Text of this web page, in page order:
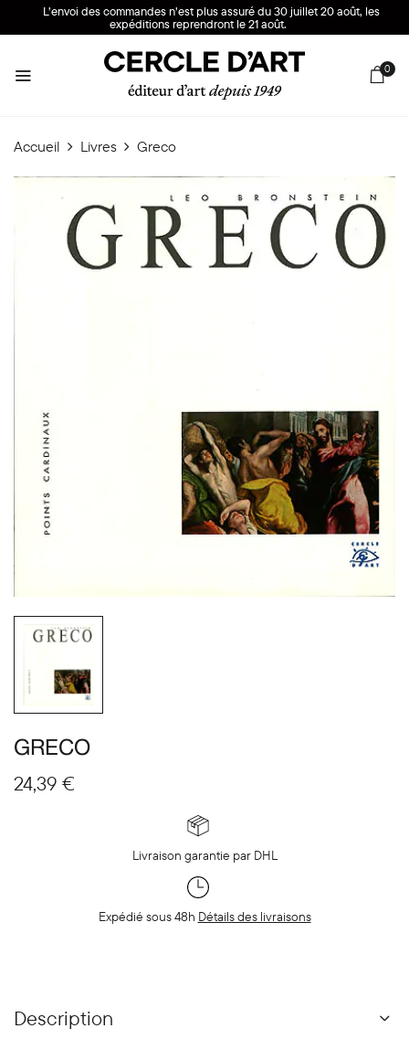
L’envoi des commandes n’est plus assuré du 30 juillet 20 août, les
expéditions reprendront le 21 août.
0
Accueil Livres Greco
GRECO
24,39 €
Livraison garantie par DHL
Expédié sous 48h Détails des livraisons
Description